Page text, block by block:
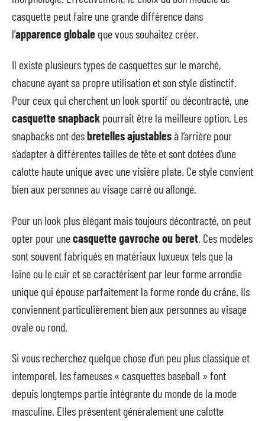
casquette peut faire une grande différence dans
l’apparence globale que vous souhaitez créer.
Il existe plusieurs types de casquettes sur le marché,
chacune ayant sa propre utilisation et son style distinctif.
Pour ceux qui cherchent un look sportif ou décontracté, une
casquette snapback pourrait être la meilleure option. Les
snapbacks ont desbretelles ajustablesà l’arrière pour
s’adapter à différentes tailles de tête et sont dotées d’une
calotte haute unique avec une visière plate. Ce style convient
bien aux personnes au visage carré ou allongé.
Pour un look plus élégant mais toujours décontracté, on peut
opter pour unecasquette gavroche ou beret . Ces modèles
sont souvent fabriqués en matériaux luxueux tels que la
laine ou le cuir et se caractérisent par leur forme arrondie
unique qui épouse parfaitement la forme ronde du crâne. Ils
conviennent particulièrement bien aux personnes au visage
ovale ou rond.
Si vous recherchez quelque chose d’un peu plus classique et
intemporel, les fameuses « casquettes baseball » font
depuis longtemps partie intégrante du monde de la mode
masculine. Elles présentent généralement une calotte